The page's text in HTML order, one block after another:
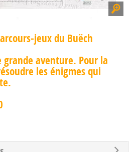
jeux du Buëch
grande aventure. Pour la
les énigmes qui